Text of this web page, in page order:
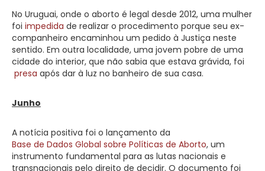
No Uruguai, onde o aborto é legal desde 2012, uma mulher
foi impedida de realizar o procedimento porque seu ex-
companheiro encaminhou um pedido à Justiça neste
sentido. Em outra localidade, uma jovem pobre de uma
cidade do interior, que não sabia que estava grávida, foi
presa após dar à luz no banheiro de sua casa.
Junho
A notícia positiva foi o lançamento da
Base de Dados Global sobre Políticas de Aborto, um
instrumento fundamental para as lutas nacionais e
transnacionais pelo direito de decidir. O documento foi